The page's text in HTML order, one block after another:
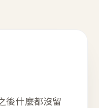
後什麼都沒留